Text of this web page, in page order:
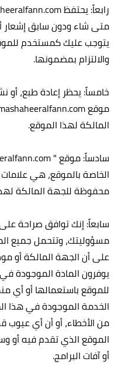
متى شاء ودون سابق إشعار
يتوجب عليك كمستخدم
والالتزام بمضمونها.
خامساً: يحظر إعادة طبع، أو
المالكة لهذا الموقع.
الخاصة بالموقع، هي
محفوظة للجهة المالكة
سابعاً: إنك توافق صراحة
مسؤوليتك، وتتحمل جميع
على أن الجهة المالكة أو
يوفرون المادة الموجودة
للموقع باستعمالها أو أي
الخدمة الموجودة في هذا
من الأخطاء، أو أن أي
الموقع الذي تقدم فيه أو
أو آفات البرامج.